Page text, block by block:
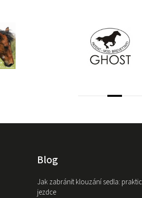
Blog
Jak zabránit klouzání sedla:
jezdce